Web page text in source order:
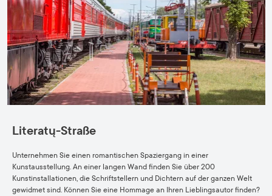
Literatų-Straße
Unternehmen Sie einen romantischen Spaziergang in einer
Kunstausstellung. An einer langen Wand finden Sie über 200
Kunstinstallationen, die Schriftstellern und Dichtern auf der ganzen Welt
gewidmet sind. Können Sie eine Hommage an Ihren Lieblingsautor finden?